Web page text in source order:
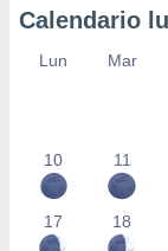
Calendario
Lun Mar
10 11
17 18